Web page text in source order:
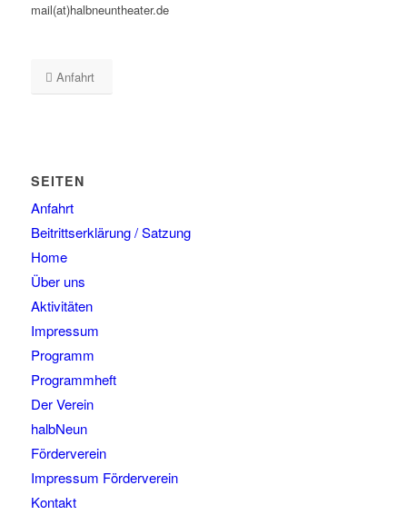
mail(at)halbneuntheater.de
Anfahrt
SEITEN
Anfahrt
Beitrittserklärung / Satzung
Home
Über uns
Aktivitäten
Impressum
Programm
Programmheft
Der Verein
halbNeun
Förderverein
Impressum Förderverein
Kontakt